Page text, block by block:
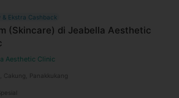
& Ekstra Cashback
(Skincare) di Jeabella Aesthetic
Aesthetic Clinic
Cakung, Panakkukang